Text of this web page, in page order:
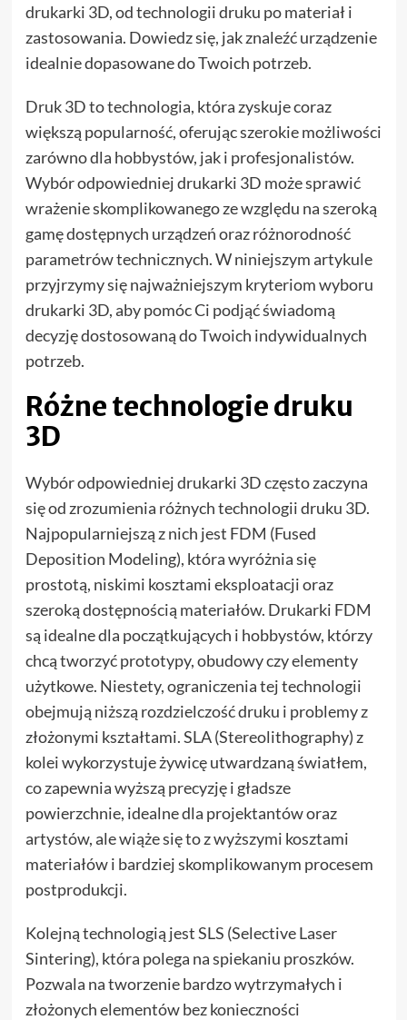
drukarki 3D, od technologii druku po materiał i
zastosowania. Dowiedz się, jak znaleźć urządzenie
idealnie dopasowane do Twoich potrzeb.
Druk 3D to technologia, która zyskuje coraz
większą popularność, oferując szerokie możliwości
zarówno dla hobbystów, jak i profesjonalistów.
Wybór odpowiedniej drukarki 3D może sprawić
wrażenie skomplikowanego ze względu na szeroką
gamę dostępnych urządzeń oraz różnorodność
parametrów technicznych. W niniejszym artykule
przyjrzymy się najważniejszym kryteriom wyboru
drukarki 3D, aby pomóc Ci podjąć świadomą
decyzję dostosowaną do Twoich indywidualnych
potrzeb.
Różne technologie druku
3D
Wybór odpowiedniej drukarki 3D często zaczyna
się od zrozumienia różnych technologii druku 3D.
Najpopularniejszą z nich jest FDM (Fused
Deposition Modeling), która wyróżnia się
prostotą, niskimi kosztami eksploatacji oraz
szeroką dostępnością materiałów. Drukarki FDM
są idealne dla początkujących i hobbystów, którzy
chcą tworzyć prototypy, obudowy czy elementy
użytkowe. Niestety, ograniczenia tej technologii
obejmują niższą rozdzielczość druku i problemy z
złożonymi kształtami. SLA (Stereolithography) z
kolei wykorzystuje żywicę utwardzaną światłem,
co zapewnia wyższą precyzję i gładsze
powierzchnie, idealne dla projektantów oraz
artystów, ale wiąże się to z wyższymi kosztami
materiałów i bardziej skomplikowanym procesem
postprodukcji.
Kolejną technologią jest SLS (Selective Laser
Sintering), która polega na spiekaniu proszków.
Pozwala na tworzenie bardzo wytrzymałych i
złożonych elementów bez konieczności